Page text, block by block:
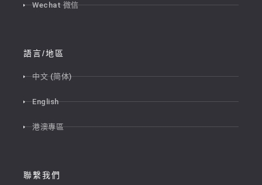
Wechat 微信
語言/地區
中文 (简体)
English
港澳專區
聯繫我們